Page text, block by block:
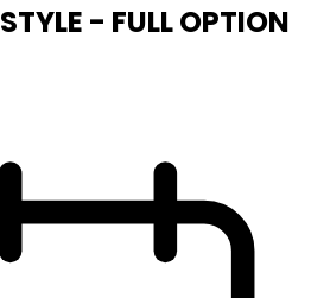
STYLE - FULL OPTION